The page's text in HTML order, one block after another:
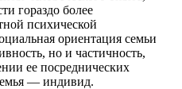
гораздо более
психической
ориентация семьи
но и частичность,
ее посреднических
— индивид.